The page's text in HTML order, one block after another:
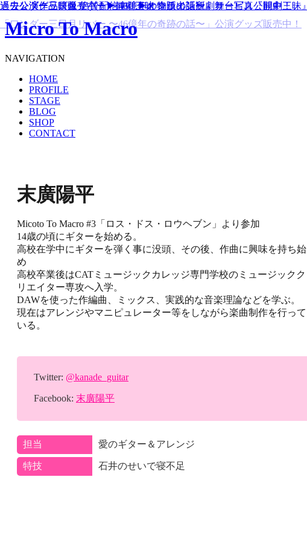
Micro To Macro
NAVIGATION
HOME
PROFILE
STAGE
BLOG
SHOP
CONTACT
「ワンダー三日月リバー 〜46億年の奇跡の話〜」公演グッズ販売中！
「ワンダー三日月リバー 〜46億年の奇蹟の話〜」舞台写真公開中！
過去公演作品映像 絶賛配信中！▶︎オンライン観劇サービス『観劇三昧』
過去公演グッズ販売中！▶︎観劇三昧 物販出張所
末廣陽平
Micoto To Macro #3「ロス・ドス・ロウヘブン」より参加
14歳の頃にギターを始める。
高校在学中にギターを弾く事に没頭、その後、作曲に興味を持ち始
め
高校卒業後はCATミュージックカレッジ専門学校のミュージックク
リエイター専攻へ入学。
DAWを使った作編曲、ミックス、実践的な音楽理論などを学ぶ。
現在はアレンジやマニピュレーター等をしながら楽曲制作を行って
いる。
Twitter: @kanade_guitar
Facebook: 末廣陽平
担当 愛のギター＆アレンジ
特技 石井のせいで寝不足